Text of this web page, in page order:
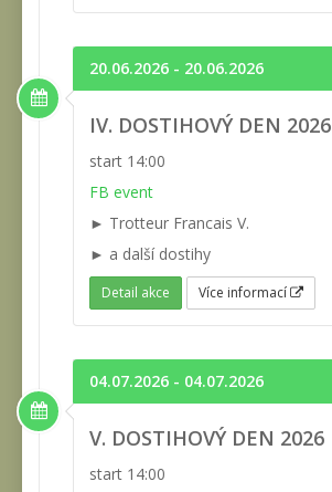
20.06.2026 - 20.06.2026
IV. DOSTIHOVÝ DEN 2026
start 14:00
FB event
► Trotteur Francais V.
► a další dostihy
Detail akce Více informací
04.07.2026 - 04.07.2026
V. DOSTIHOVÝ DEN 2026
start 14:00